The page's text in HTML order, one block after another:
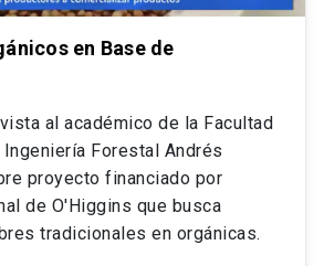
en Base de
al académico de la Facultad
Forestal Andrés
proyecto financiado por
de O'Higgins que busca
tradicionales en orgánicas.